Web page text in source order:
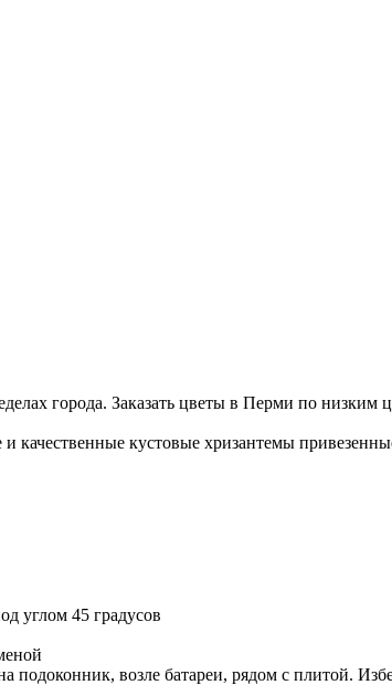
города. Заказать цветы в Перми по низким
кустовые хризантемы
углом 45 градусов
подоконник, возле батареи, рядом с плитой.